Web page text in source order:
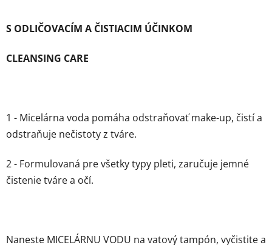
S ODLIČOVACÍM A ČISTIACIM ÚČINKOM
CLEANSING CARE
1 - Micelárna voda pomáha odstraňovať make-up, čistí a
odstraňuje nečistoty z tváre.
2 - Formulovaná pre všetky typy pleti, zaručuje jemné
čistenie tváre a očí.
Naneste MICELÁRNU VODU na vatový tampón, vyčistite a